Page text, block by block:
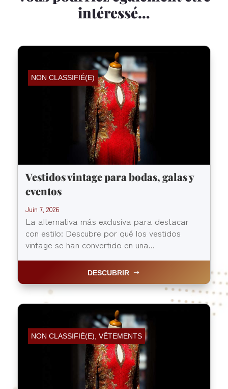
intéressé…
NON CLASSIFIÉ(E)
Vestidos vintage para bodas, galas y
eventos
Juin 7, 2026
La alternativa más exclusiva para destacar
con estilo: Descubre por qué los vestidos
vintage se han convertido en una...
DESCUBRIR
NON CLASSIFIÉ(E) VÊTEMENTS